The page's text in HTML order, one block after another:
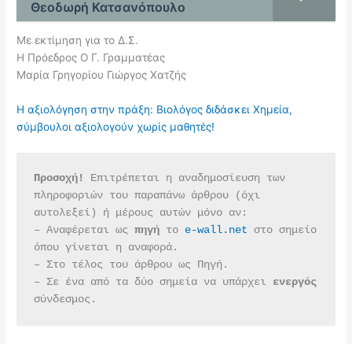
Θεοδωρή Κατσανόπουλο
Με εκτίμηση για το Δ.Σ.
Η Πρόεδρος Ο Γ. Γραμματέας
Μαρία Γρηγορίου Γιώργος Χατζής
Η αξιολόγηση στην πράξη: Βιολόγος διδάσκει Χημεία,
σύμβουλοι αξιολογούν χωρίς μαθητές!
Προσοχή!
Επιτρέπεται η αναδημοσίευση των
πληροφοριών του παραπάνω άρθρου (όχι
αυτολεξεί) ή μέρους αυτών μόνο αν:
– Αναφέρεται ως πηγή το e-wall.net στο σημείο
όπου γίνεται η αναφορά.
– Στο τέλος του άρθρου ως Πηγή.
– Σε ένα από τα δύο σημεία να υπάρχει
σύνδεσμος.